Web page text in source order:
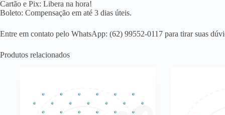
Cartão e Pix: Libera na hora!
Boleto: Compensação em até 3 dias úteis.
Entre em contato pelo WhatsApp: (62) 99552-0117 para tirar suas
Produtos relacionados